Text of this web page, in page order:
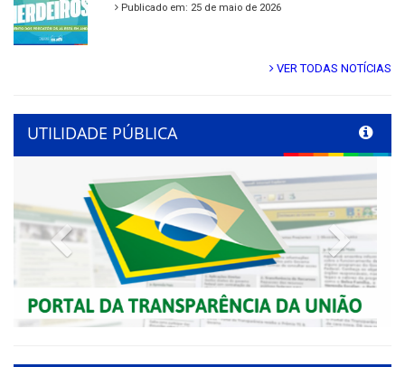
Publicado em: 25 de maio de 2026
VER TODAS NOTÍCIAS
UTILIDADE PÚBLICA
Previous Next